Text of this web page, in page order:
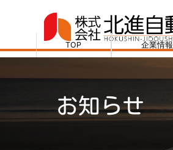
ン
キ
株
社
北
TOP 企業情報
お知らせ